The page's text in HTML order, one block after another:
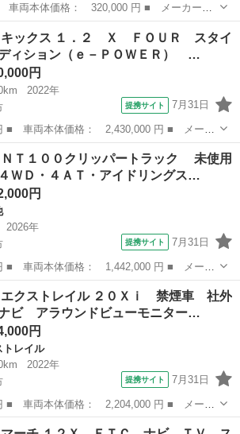
クリッパートラック ■ グレード名： Ｇ
換済み新品 冷却回り全交換済み新品 クラ
他
キックス １．２ Ｘ ＦＯＵＲ スタイ
ィション（ｅ－ＰＯＷＥＲ） …
円
2022年
提携サイト 7月31日
： キックス ■ グレード名： １．２
ディション（ｅ－ＰＯＷＥＲ） Ｐパイロ
ＮＴ１００クリッパートラック 未使用
ＷＤ・４ＡＴ・アイドリングス…
円
2026年
提携サイト 7月31日
ＮＴ１００クリッパートラック ■ グレ
ＷＤ・４ＡＴ・アイドリングストップ・衝
他
エクストレイル ２０Ｘｉ 禁煙車 社外
ビ アラウンドビューモニター…
円
トレイル
2022年
提携サイト 7月31日
エクストレイル ■ グレード名： ２０
ストレイル